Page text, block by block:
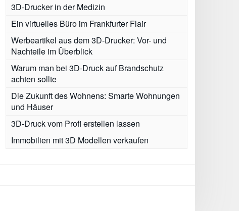
3D-Drucker in der Medizin
Ein virtuelles Büro im Frankfurter Flair
Werbeartikel aus dem 3D-Drucker: Vor- und
Nachteile im Überblick
Warum man bei 3D-Druck auf Brandschutz
achten sollte
Die Zukunft des Wohnens: Smarte Wohnungen
und Häuser
3D-Druck vom Profi erstellen lassen
Immobilien mit 3D Modellen verkaufen